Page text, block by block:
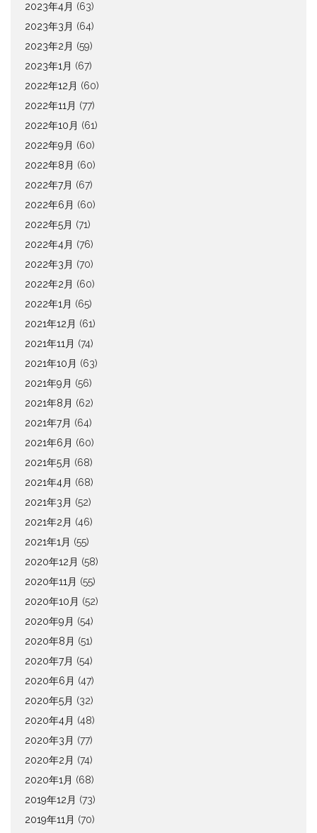
2023年4月 (63)
2023年3月 (64)
2023年2月 (59)
2023年1月 (67)
2022年12月 (60)
2022年11月 (77)
2022年10月 (61)
2022年9月 (60)
2022年8月 (60)
2022年7月 (67)
2022年6月 (60)
2022年5月 (71)
2022年4月 (76)
2022年3月 (70)
2022年2月 (60)
2022年1月 (65)
2021年12月 (61)
2021年11月 (74)
2021年10月 (63)
2021年9月 (56)
2021年8月 (62)
2021年7月 (64)
2021年6月 (60)
2021年5月 (68)
2021年4月 (68)
2021年3月 (52)
2021年2月 (46)
2021年1月 (55)
2020年12月 (58)
2020年11月 (55)
2020年10月 (52)
2020年9月 (54)
2020年8月 (51)
2020年7月 (54)
2020年6月 (47)
2020年5月 (32)
2020年4月 (48)
2020年3月 (77)
2020年2月 (74)
2020年1月 (68)
2019年12月 (73)
2019年11月 (70)